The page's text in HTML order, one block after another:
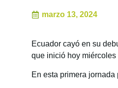
marzo 13, 2024
Ecuador cayó en su
que inició hoy miércoles
En esta primera